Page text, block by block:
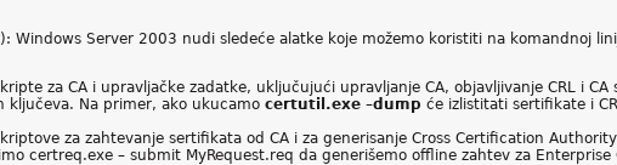
Windows Server 2003 nudi sledeće alatke koje možemo koristiti na komandnoj
za CA i upravljačke zadatke, uključujući upravljanje CA, objavljivanje CRL i
Na primer, ako ukucamo certutil.exe –dump će izlistitati sertifikate i
za zahtevanje sertifikata od CA i za generisanje Cross Certification
certreq.exe – submit MyRequest.req da generišemo offline zahtev za Enterprise